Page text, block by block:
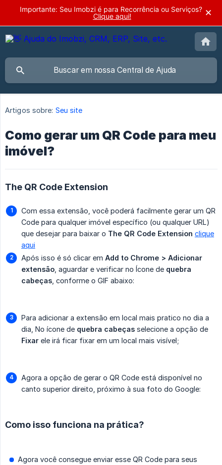
Importante: Seu Imobzi é para Recorrência ou Serviços?
Clique aqui!
✕
Artigos sobre: Seu site
Como gerar um QR Code para meu
imóvel?
The QR Code Extension
Com essa extensão, você poderá facilmente gerar um QR
Code para qualquer imóvel específico (ou qualquer URL)
que desejar para baixar o The QR Code Extension clique
aqui
Após isso é só clicar em Add to Chrome > Adicionar
extensão , aguardar e verificar no Ícone de quebra
cabeças , conforme o GIF abaixo:
Para adicionar a extensão em local mais pratico no dia a
dia, No ícone de quebra cabeças selecione a opção de
Fixar ele irá ficar fixar em um local mais visível;
Agora a opção de gerar o QR Code está disponível no
canto superior direito, próximo à sua foto do Google:
Como isso funciona na prática?
Agora você consegue enviar esse QR Code para seus